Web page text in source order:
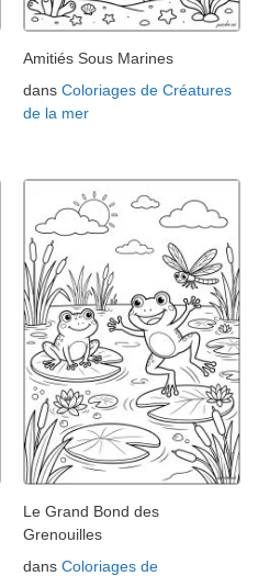
Amitiés Sous Marines
dans Coloriages de Créatures
de la mer
Le Grand Bond des
Grenouilles
dans Coloriages de